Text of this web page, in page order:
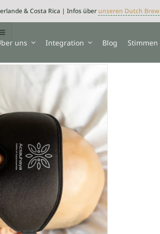
& Costa Rica | Infos über unseren Dutch Brew
uns Integration Blog Stimmen